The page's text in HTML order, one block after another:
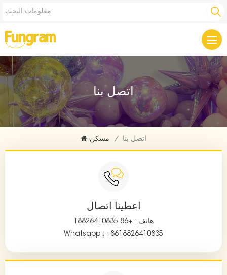
اتصل بنا
مسكن / اتصل بنا
اعطينا اتصال
هاتف : +86 18826410835
Whatsapp : +8618826410835